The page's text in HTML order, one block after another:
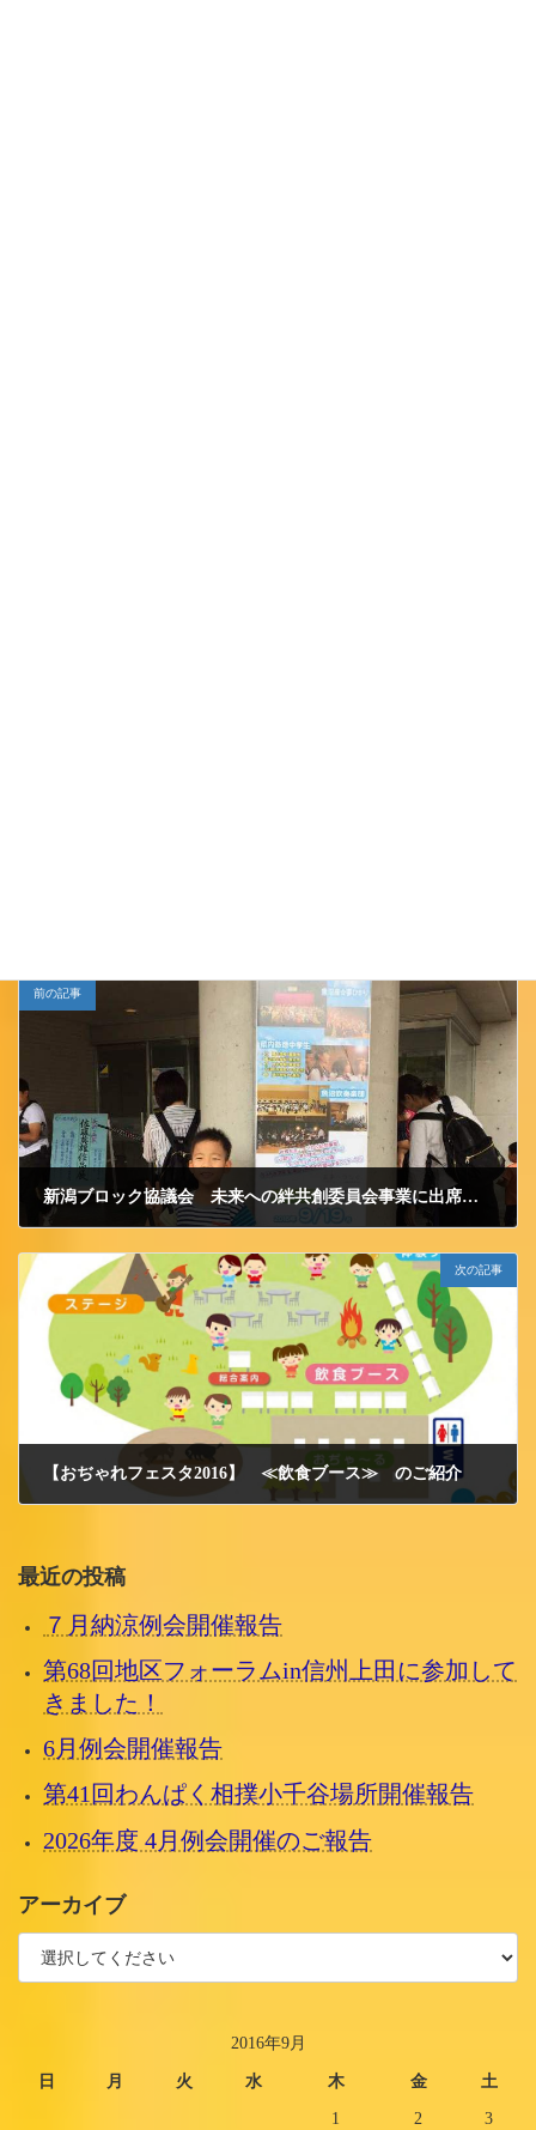
前の記事
新潟ブロック協議会 未来への絆共創委員会事業に出席してきました。
次の記事
【おぢゃれフェスタ2016】 ≪飲食ブース≫ のご紹介
最近の投稿
７月納涼例会開催報告
第68回地区フォーラムin信州上田に参加して
きました！
6月例会開催報告
第41回わんぱく相撲小千谷場所開催報告
2026年度 4月例会開催のご報告
アーカイブ
2016年9月
日 月 火 水 木 金 土
1 2 3